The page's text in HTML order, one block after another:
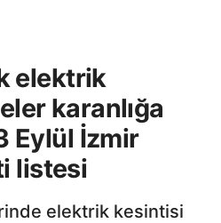
elektrik
karanlığa
Eylül İzmir
listesi
elektrik kesintisi